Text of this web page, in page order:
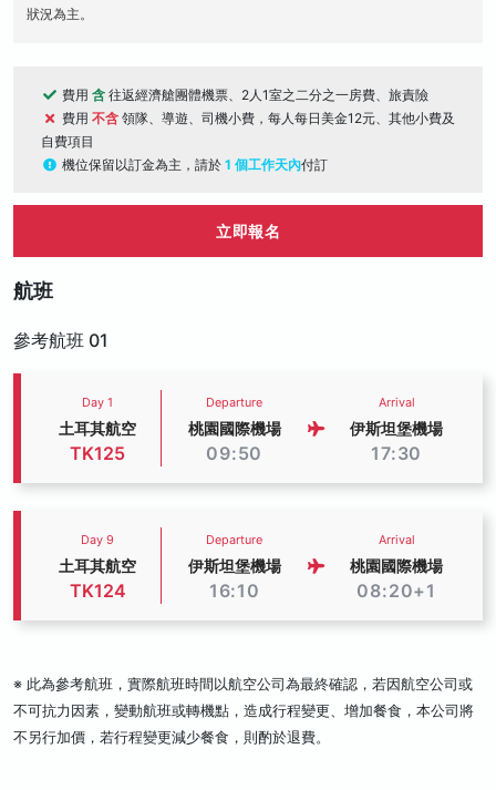
狀況為主。
費用 含 往返經濟艙團體機票、2人1室之二分之一房費、旅責險
費用 不含 領隊、導遊、司機小費，每人每日美金12元、其他小費及
自費項目
機位保留以訂金為主，請於 1 個工作天內付訂
立即報名
航班
參考航班 01
Day 1
土耳其航空
TK125
Departure
桃園國際機場
09:50
Arrival
伊斯坦堡機場
17:30
Day 9
土耳其航空
TK124
Departure
伊斯坦堡機場
16:10
Arrival
桃園國際機場
08:20+1
※ 此為參考航班，實際航班時間以航空公司為最終確認，若因航空公司或
不可抗力因素，變動航班或轉機點，造成行程變更、增加餐食，本公司將
不另行加價，若行程變更減少餐食，則酌於退費。